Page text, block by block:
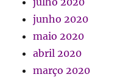
junho 2020
maio 2020
abril 2020
março 2020